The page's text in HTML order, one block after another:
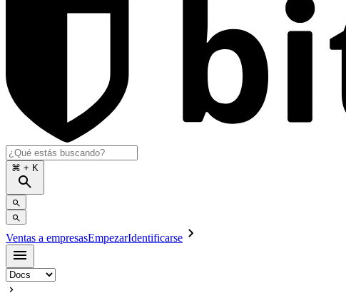
⌘ + K
Ventas a empresasEmpezarIdentificarse